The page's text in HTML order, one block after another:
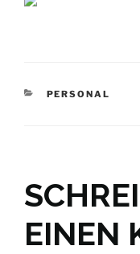
KATEGORIEN
PERSONAL
EINEN